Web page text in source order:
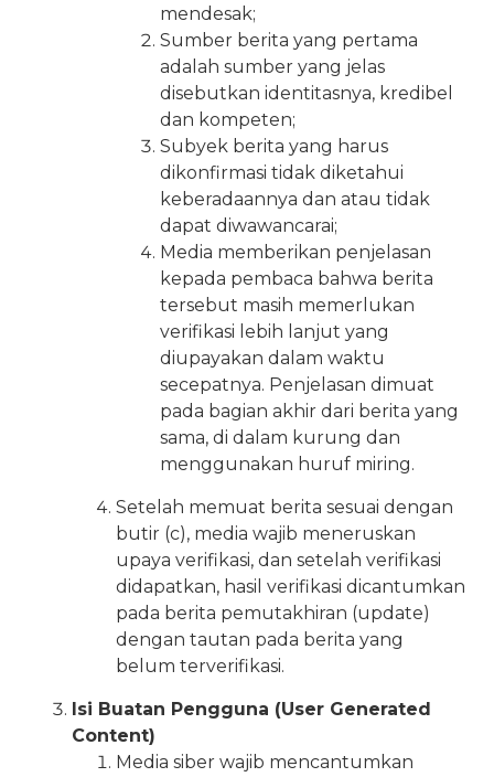
mendesak;
Sumber berita yang pertama
adalah sumber yang jelas
disebutkan identitasnya, kredibel
dan kompeten;
Subyek berita yang harus
dikonfirmasi tidak diketahui
keberadaannya dan atau tidak
dapat diwawancarai;
Media memberikan penjelasan
kepada pembaca bahwa berita
tersebut masih memerlukan
verifikasi lebih lanjut yang
diupayakan dalam waktu
secepatnya. Penjelasan dimuat
pada bagian akhir dari berita yang
sama, di dalam kurung dan
menggunakan huruf miring.
Setelah memuat berita sesuai dengan
butir (c), media wajib meneruskan
upaya verifikasi, dan setelah verifikasi
didapatkan, hasil verifikasi dicantumkan
pada berita pemutakhiran (update)
dengan tautan pada berita yang
belum terverifikasi.
Isi Buatan Pengguna (User Generated
Content)
Media siber wajib mencantumkan